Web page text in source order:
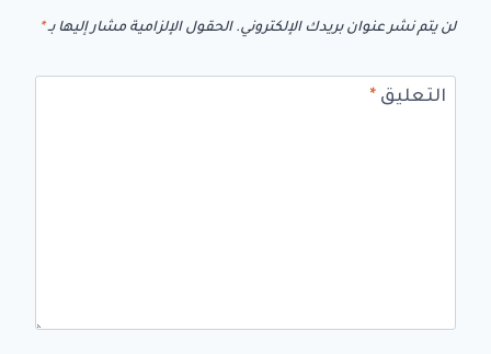
لن يتم نشر عنوان بريدك الإلكتروني. الحقول الإلزامية مشار إليها بـ*
التعليق *